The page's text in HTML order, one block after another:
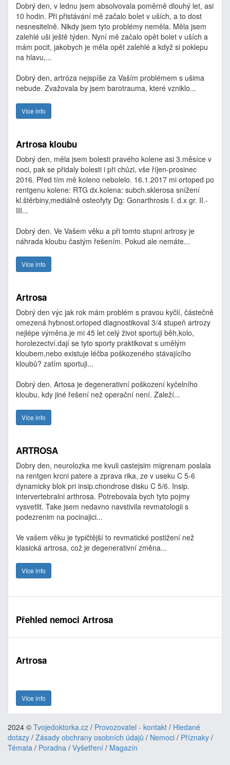
Dobrý den, v lednu jsem absolvovala poměrně dlouhý let, asi
10 hodin. Při přistávání mě začalo bolet v uších, a to dost
nesnesitelně. Nikdy jsem tyto problémy neměla. Měla jsem
zalehlé uši ještě týden. Nyní mě začalo opět bolet v uších a
mám pocit, jakobych je měla opět zalehlé a když si poklepu
na hlavu,...
Dobrý den, artróza nejspíše za Vaším problémem s ušima
nebude. Zvažovala by jsem barotrauma, které vzniklo...
Více info
Artrosa kloubu
Dobrý den, měla jsem bolesti pravého kolene asi 3.měsíce v
noci, pak se přidaly bolesti i při chůzi, vše říjen-prosinec
2016. Před tím mě koleno nebolelo. 16.1.2017 mi ortoped po
rentgenu kolene: RTG dx.kolena: subch.sklerosa snížení
kl.štěrbiny,mediálně osteofyty Dg: Gonarthrosis I. d.x gr. II.-
III...
Dobrý den. Ve Vašem věku a při tomto stupni artrosy je
náhrada kloubu častým řešením. Pokud ale nemáte...
Více info
Artrosa
Dobrý den výc jak rok mám problém s pravou kyčlí, částečně
omezená hybnost.ortoped diagnostikoval 3/4 stupeň artrozy
nejlépe výměna.je mi 45 let celý život sportuji běh,kolo,
horolezectví.dají se tyto sporty praktikovat s umělým
kloubem,nebo existuje léčba poškozeného stávajícího
kloubů? zatím sportuji...
Dobrý den. Artosa je degenerativní poškození kyčelního
kloubu, kdy jiné řešení než operační není. Zaleží...
Více info
ARTROSA
Dobry den, neurolozka me kvuli castejsim migrenam poslala
na rentgen krcni patere a zprava rika, ze v useku C 5-6
dynamicky blok pri insip.chondrose disku C 5/6. Insip.
intervertebralni arthrosa. Potrebovala bych tyto pojmy
vysvetlit. Take jsem nedavno navstivila revmatologii s
podezrenim na pocinajici...
Ve vašem věku je typičtější to revmatické postižení než
klasická artrosa, což je degenerativní změna...
Více info
Přehled nemoci Artrosa
Artrosa
Více info
2024 © Tvojedoktorka.cz / Provozovatel - kontakt / Hledané
dotazy / Zásady obchrany osobních údajů / Nemoci / Příznaky /
Témata / Poradna / Vyšetření / Magazín